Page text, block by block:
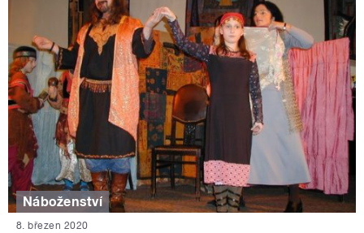
Náboženství
8. březen 2020